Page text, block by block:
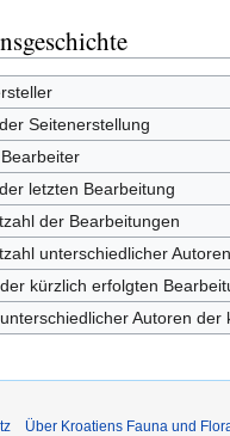
Seitenerstellung
letzten Bearbeitung
der Bearbeitungen
unterschiedlicher Autoren
kürzlich erfolgten
Autoren
Über Kroatiens Fauna und